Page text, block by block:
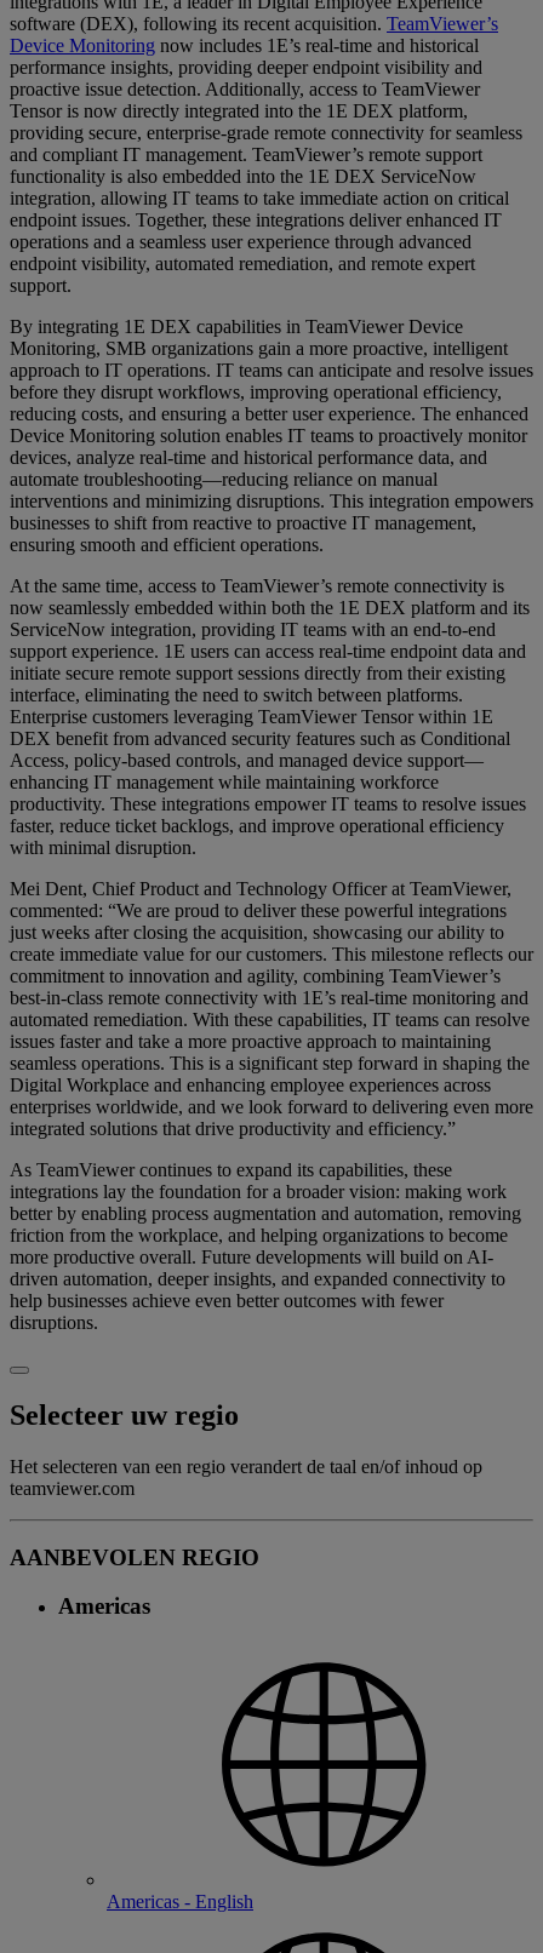
software (DEX), following its recent acquisition. TeamViewer’s
Device Monitoring now includes 1E’s real-time and historical
performance insights, providing deeper endpoint visibility and
proactive issue detection. Additionally, access to TeamViewer
Tensor is now directly integrated into the 1E DEX platform,
providing secure, enterprise-grade remote connectivity for seamless
and compliant IT management. TeamViewer’s remote support
functionality is also embedded into the 1E DEX ServiceNow
integration, allowing IT teams to take immediate action on critical
endpoint issues. Together, these integrations deliver enhanced IT
operations and a seamless user experience through advanced
endpoint visibility, automated remediation, and remote expert
support.
By integrating 1E DEX capabilities in TeamViewer Device
Monitoring, SMB organizations gain a more proactive, intelligent
approach to IT operations. IT teams can anticipate and resolve issues
before they disrupt workflows, improving operational efficiency,
reducing costs, and ensuring a better user experience. The enhanced
Device Monitoring solution enables IT teams to proactively monitor
devices, analyze real-time and historical performance data, and
automate troubleshooting—reducing reliance on manual
interventions and minimizing disruptions. This integration empowers
businesses to shift from reactive to proactive IT management,
ensuring smooth and efficient operations.
At the same time, access to TeamViewer’s remote connectivity is
now seamlessly embedded within both the 1E DEX platform and its
ServiceNow integration, providing IT teams with an end-to-end
support experience. 1E users can access real-time endpoint data and
initiate secure remote support sessions directly from their existing
interface, eliminating the need to switch between platforms.
Enterprise customers leveraging TeamViewer Tensor within 1E
DEX benefit from advanced security features such as Conditional
Access, policy-based controls, and managed device support—
enhancing IT management while maintaining workforce
productivity. These integrations empower IT teams to resolve issues
faster, reduce ticket backlogs, and improve operational efficiency
with minimal disruption.
Mei Dent, Chief Product and Technology Officer at TeamViewer,
commented: “We are proud to deliver these powerful integrations
just weeks after closing the acquisition, showcasing our ability to
create immediate value for our customers. This milestone reflects our
commitment to innovation and agility, combining TeamViewer’s
best-in-class remote connectivity with 1E’s real-time monitoring and
automated remediation. With these capabilities, IT teams can resolve
issues faster and take a more proactive approach to maintaining
seamless operations. This is a significant step forward in shaping the
Digital Workplace and enhancing employee experiences across
enterprises worldwide, and we look forward to delivering even more
integrated solutions that drive productivity and efficiency.”
As TeamViewer continues to expand its capabilities, these
integrations lay the foundation for a broader vision: making work
better by enabling process augmentation and automation, removing
friction from the workplace, and helping organizations to become
more productive overall. Future developments will build on AI-
driven automation, deeper insights, and expanded connectivity to
help businesses achieve even better outcomes with fewer
disruptions.
Selecteer uw regio
Het selecteren van een regio verandert de taal en/of inhoud op
teamviewer.com
AANBEVOLEN REGIO
Americas
Americas - English